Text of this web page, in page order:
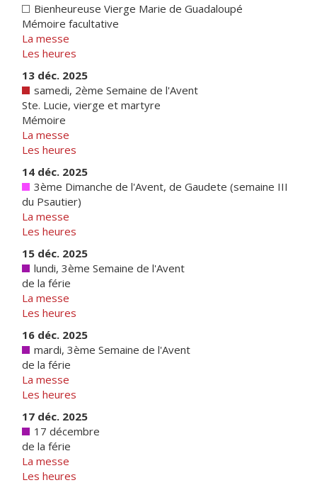
Bienheureuse Vierge Marie de Guadaloupé
Mémoire facultative
La messe
Les heures
13 déc. 2025
samedi, 2ème Semaine de l'Avent
Ste. Lucie, vierge et martyre
Mémoire
La messe
Les heures
14 déc. 2025
3ème Dimanche de l'Avent, de Gaudete (semaine III
du Psautier)
La messe
Les heures
15 déc. 2025
lundi, 3ème Semaine de l'Avent
de la férie
La messe
Les heures
16 déc. 2025
mardi, 3ème Semaine de l'Avent
de la férie
La messe
Les heures
17 déc. 2025
17 décembre
de la férie
La messe
Les heures